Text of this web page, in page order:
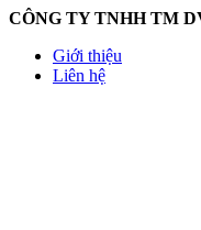
CÔNG TY TNHH TM
Giới thiệu
Liên hệ